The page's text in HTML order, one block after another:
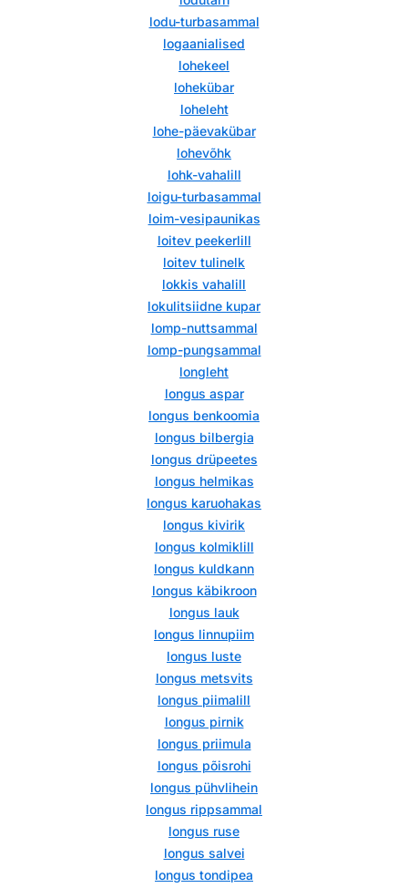
lodu-turbasammal
logaanialised
lohekeel
lohekübar
loheleht
lohe-päevakübar
lohevõhk
lohk-vahalill
loigu-turbasammal
loim-vesipaunikas
loitev peekerlill
loitev tulinelk
lokkis vahalill
lokulitsiidne kupar
lomp-nuttsammal
lomp-pungsammal
longleht
longus aspar
longus benkoomia
longus bilbergia
longus drüpeetes
longus helmikas
longus karuohakas
longus kivirik
longus kolmiklill
longus kuldkann
longus käbikroon
longus lauk
longus linnupiim
longus luste
longus metsvits
longus piimalill
longus pirnik
longus priimula
longus põisrohi
longus pühvlihein
longus rippsammal
longus ruse
longus salvei
longus tondipea